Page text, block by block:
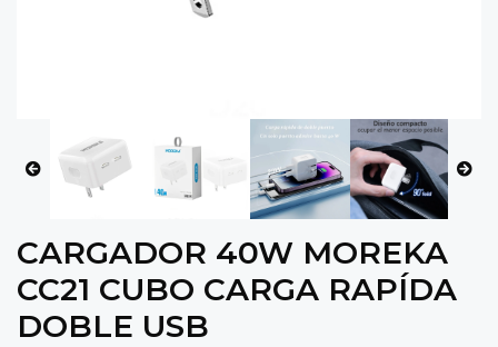
CARGADOR 40W MOREKA
CC21 CUBO CARGA RAPÍDA
DOBLE USB